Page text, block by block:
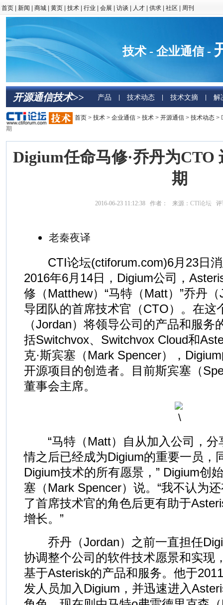
首页 新闻 商城 黄页 技术 行业 会展 访谈 人才 供求 社区 周刊
技术 - 企业通信 -
开源通信技术>> 产品 技术动态 技术文摘 解
首页 > 技术 > 企业通信 > 技术 > 开源通信 > 技术动态 >
期
Digium任命马修·乔丹为CTO
期
2016-06-23 11:12:38 作者： 来源： CTI论坛 评
老秦夜译
CTI论坛(ctiforum.com)6月23日消
2016年6月14日，Digium公司，
修（Matthew）“马特（Matt）”乔丹
导团队的首席技术官（CTO）。在这
（Jordan）将领导公司的产品和服务
括Switchvox、Switchvox Cloud和
克·斯宾塞（Mark Spencer），
开源项目的创造者。目前斯宾塞（
董事会主席。
“马特（Matt）自从加入公司，分
情之后已经成为Digium的重要一员，
Digium技术的所有愿景，” Digium创
塞（Mark Spencer）说。“我不认为
了首席技术官的角色后更有助于
增长。”
乔丹（Jordan）之前一直担任
协调整个公司的软件技术愿景和实现
基于Asterisk的产品和服务。他于
发人员加入Digium，并迅速进入